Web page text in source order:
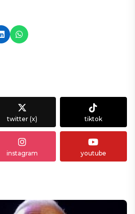
twitter (x) tiktok
instagram youtube